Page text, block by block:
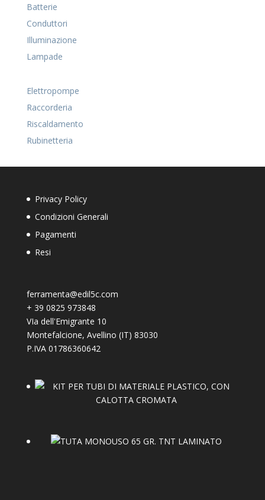
Batterie
Conduttori
Illuminazione
Lampade
Elettropompe
Raccorderia
Riscaldamento
Rubinetteria
Privacy Policy
Condizioni Generali
Pagamenti
Resi
ferramenta@edil5c.com
+ 39 0825 973848
VIa dell'Emigrante 10
Montefalcione, Avellino (IT) 83030
P.IVA 01786360642